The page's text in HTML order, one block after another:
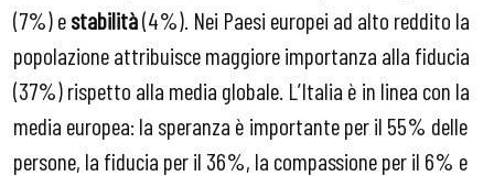
(7%) estabilità(4%). Nei Paesi europei ad alto reddito la
popolazione attribuisce maggiore importanza alla fiducia
(37%) rispetto alla media globale. L’Italia è in linea con la
media europea: la speranza è importante per il 55% delle
persone, la fiducia per il 36%, la compassione per il 6% e